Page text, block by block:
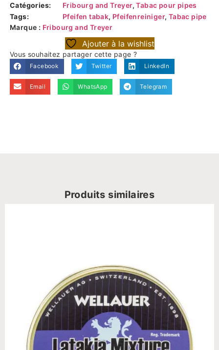
Catégories:
Fribourg and Treyer,Tabac pour pipes
Tags:
Pfeifen tabak, Pfeifenreiniger, Tabac pipe
Marque : Fribourg and Treyer
Ajouter à la wishlist
Vous souhaitez partager cette page ?
Facebook Twitter LinkedIn
Email WhatsApp Telegram
Produits similaires